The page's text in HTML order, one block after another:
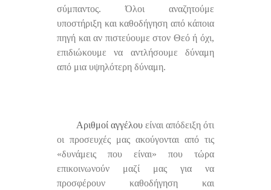
σύμπαντος. Όλοι αναζητούμε
υποστήριξη και καθοδήγηση από κάποια
πηγή και αν πιστεύουμε στον Θεό ή όχι,
επιδιώκουμε να αντλήσουμε δύναμη
από μια υψηλότερη δύναμη.
Αριθμοί αγγέλου είναι απόδειξη ότι
οι προσευχές μας ακούγονται από τις
«δυνάμεις που είναι» που τώρα
επικοινωνούν μαζί μας για να
προσφέρουν καθοδήγηση και